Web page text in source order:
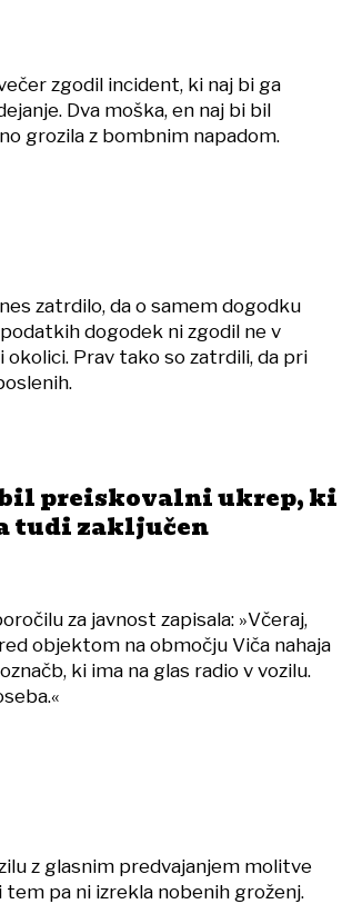
zgodil incident, ki naj bi ga
Dva moška, en naj bi bil
grozila z bombnim napadom.
zatrdilo, da o samem dogodku
dogodek ni zgodil ne v
Prav tako so zatrdili, da pri
preiskovalni ukrep, ki
tudi zaključen
za javnost zapisala: »Včeraj,
objektom na območju Viča nahaja
ki ima na glas radio v vozilu.
z glasnim predvajanjem molitve
pa ni izrekla nobenih groženj.